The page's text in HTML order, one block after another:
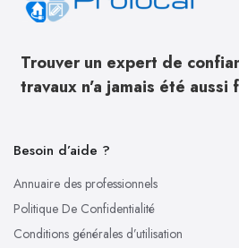
Trouver un expert de
travaux n’a jamais été aussi
Besoin d’aide ?
Annuaire des professionnels
Politique De Confidentialité
Conditions générales d’utilisation